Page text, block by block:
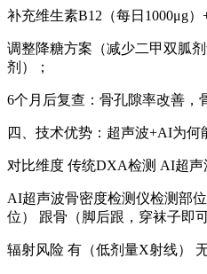
补充维生素B12（每日1000μg）
调整降糖方案（减少二甲双胍
剂）；
6个月后复查：骨孔隙率改善，
四、技术优势：超声波+AI为何
对比维度 传统DXA检测 AI超声
AI超声波骨密度检测仪检测部
位） 跟骨（脚后跟，穿袜子即可
辐射风险 有（低剂量X射线）